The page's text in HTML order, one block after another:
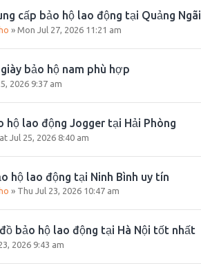
cấp bảo hộ lao động tại Quảng Ngãi
» Mon Jul 27, 2026 11:21 am
bảo hộ nam phù hợp
2026 9:37 am
hộ lao động Jogger tại Hải Phòng
Jul 25, 2026 8:40 am
hộ lao động tại Ninh Bình uy tín
» Thu Jul 23, 2026 10:47 am
bảo hộ lao động tại Hà Nội tốt nhất
2026 9:43 am